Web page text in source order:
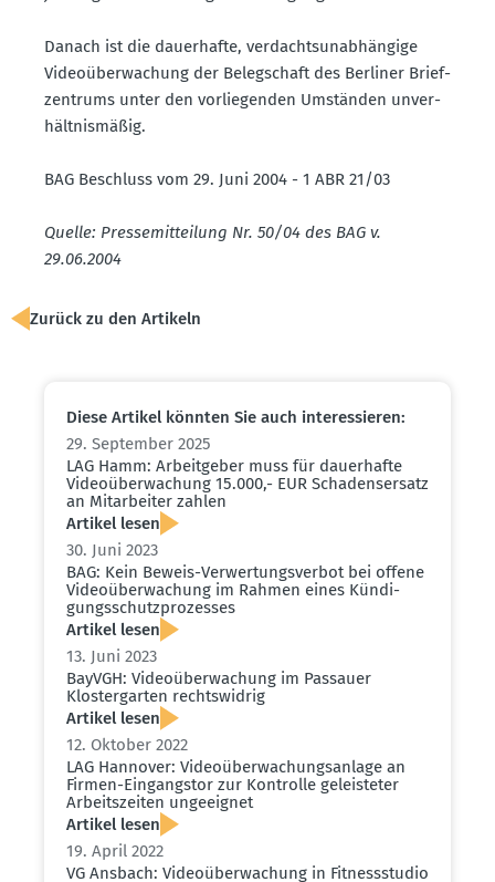
Danach ist die dauer­hafte, verdachts­un­ab­hängige
Video­über­wa­chung der Beleg­schaft des Berliner Brief­
zen­trums unter den vorlie­genden Umständen unver­
hält­nis­mäßig.
BAG Beschluss vom 29. Juni 2004 - 1 ABR 21/03
Quelle: Presse­mit­teilung Nr. 50/04 des BAG v.
29.06.2004
Zurück zu den Artikeln
Diese Artikel könnten Sie auch inter­es­sieren:
29. September 2025
LAG Hamm: Arbeit­geber muss für dauer­hafte
Video­über­wa­chung 15.000,- EUR Schadens­ersatz
an Mitar­beiter zahlen
Artikel lesen
30. Juni 2023
BAG: Kein Beweis-Verwer­tungs­verbot bei offene
Video­über­wa­chung im Rahmen eines Kündi­
gungs­schutz­pro­zesses
Artikel lesen
13. Juni 2023
BayVGH: Video­über­wa­chung im Passauer
Kloster­garten rechts­widrig
Artikel lesen
12. Oktober 2022
LAG Hannover: Video­über­wa­chungs­anlage an
Firmen-Eingangstor zur Kontrolle geleis­teter
Arbeits­zeiten ungeeignet
Artikel lesen
19. April 2022
VG Ansbach: Video­über­wa­chung in Fitness­studio